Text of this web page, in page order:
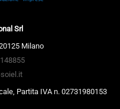
Srl
Milano
Partita IVA n. 02731980153